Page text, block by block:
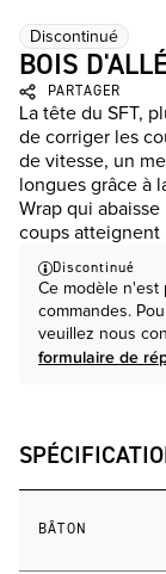
Discontinué
BOIS
PARTAGER
La tête du SFT,
de corriger les
de vitesse, un
longues grâce à
Wrap qui
coups atteignent
Discontinué
Ce modèle n'est
commandes.
veuillez nous
formulaire de
BÂTON